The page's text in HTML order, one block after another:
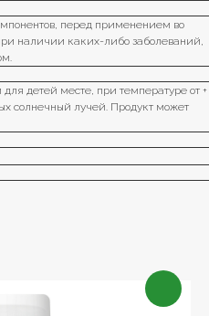
перед применением во
наличии каких-либо заболеваний,
детей месте, при температуре от +
солнечный лучей. Продукт может